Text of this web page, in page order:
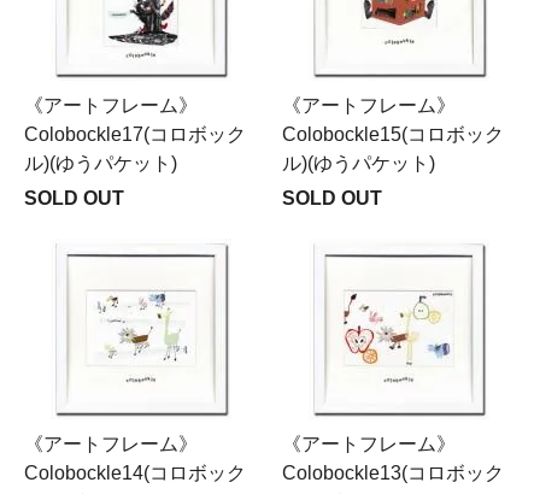
《アートフレーム》
Colobockle17(コロボック
ル)(ゆうパケット)
SOLD OUT
《アートフレーム》
Colobockle15(コロボック
ル)(ゆうパケット)
SOLD OUT
《アートフレーム》
Colobockle14(コロボック
《アートフレーム》
Colobockle13(コロボック